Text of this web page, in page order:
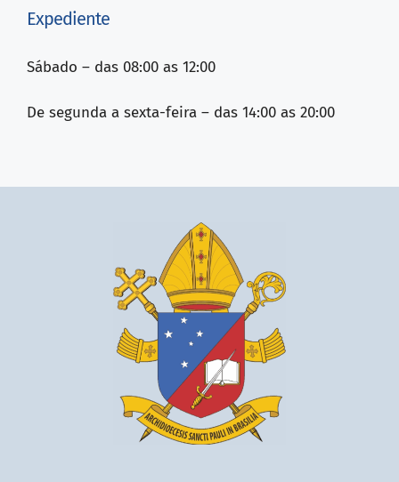
Expediente
Sábado – das 08:00 as 12:00
De segunda a sexta-feira – das 14:00 as 20:00